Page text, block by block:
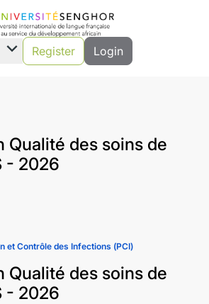
expand_more Register Login
Qualité des soins de
- 2026
et Contrôle des Infections (PCI)
Qualité des soins de
- 2026